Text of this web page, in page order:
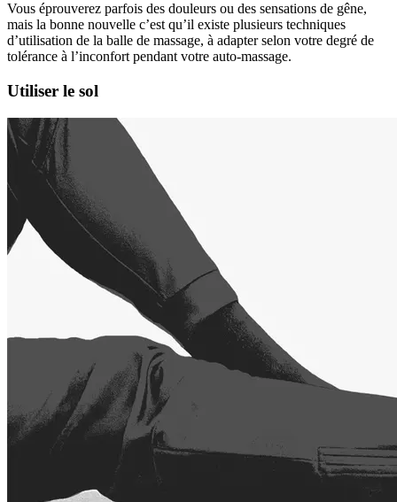
Vous éprouverez parfois des douleurs ou des sensations de gêne,
mais la bonne nouvelle c’est qu’il existe plusieurs techniques
d’utilisation de la balle de massage, à adapter selon votre degré de
tolérance à l’inconfort pendant votre auto-massage.
Utiliser le sol